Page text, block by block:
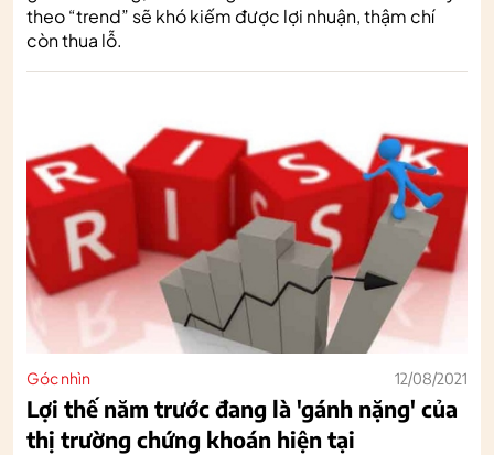
theo “trend” sẽ khó kiếm được lợi nhuận, thậm chí
còn thua lỗ.
Góc nhìn 12/08/2021
Lợi thế năm trước đang là 'gánh nặng' của
thị trường chứng khoán hiện tại